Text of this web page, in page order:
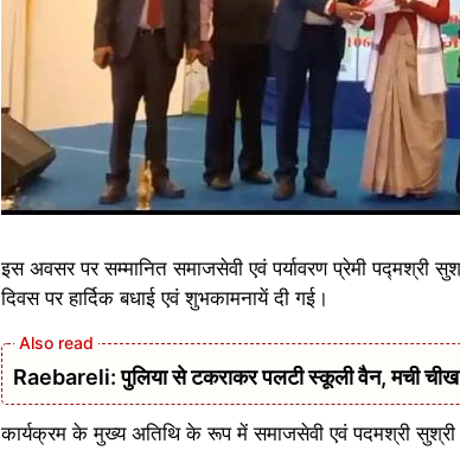
इस अवसर पर सम्मानित समाजसेवी एवं पर्यावरण प्रेमी पद्मश्री
दिवस पर हार्दिक बधाई एवं शुभकामनायें दी गई।
Raebareli: पुलिया से टकराकर पलटी स्कूली वैन, मची
कार्यक्रम के मुख्य अतिथि के रूप में समाजसेवी एवं पदमश्री